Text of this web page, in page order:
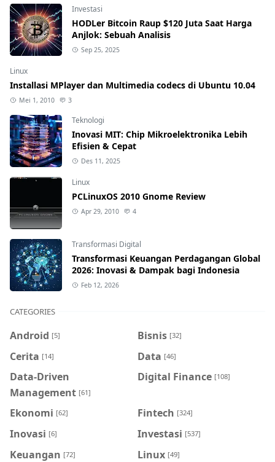
Investasi
HODLer Bitcoin Raup $120 Juta Saat Harga
Anjlok: Sebuah Analisis
Sep 25, 2025
Linux
Installasi MPlayer dan Multimedia codecs di Ubuntu 10.04
Mei 1, 2010 3
Teknologi
Inovasi MIT: Chip Mikroelektronika Lebih
Efisien & Cepat
Des 11, 2025
Linux
PCLinuxOS 2010 Gnome Review
Apr 29, 2010 4
Transformasi Digital
Transformasi Keuangan Perdagangan Global
2026: Inovasi & Dampak bagi Indonesia
Feb 12, 2026
CATEGORIES
Android [5] Bisnis [32]
Cerita [14] Data [46]
Data-Driven
Management [61]
Digital Finance [108]
Ekonomi [62] Fintech [324]
Inovasi [6] Investasi [537]
Keuangan [72] Linux [49]